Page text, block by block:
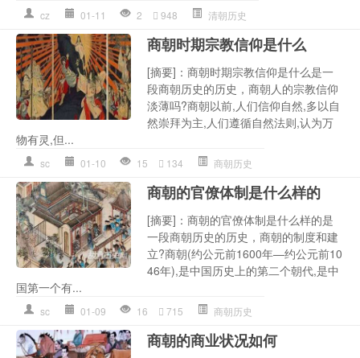
cz 01-11 2 948 清朝历史
商朝时期宗教信仰是什么
[摘要]：商朝时期宗教信仰是什么是一
段商朝历史的历史，商朝人的宗教信仰
淡薄吗?商朝以前,人们信仰自然,多以自
然崇拜为主,人们遵循自然法则,认为万
物有灵,但...
sc 01-10 15 134 商朝历史
商朝的官僚体制是什么样的
[摘要]：商朝的官僚体制是什么样的是
一段商朝历史的历史，商朝的制度和建
立?商朝(约公元前1600年—约公元前10
46年),是中国历史上的第二个朝代,是中
国第一个有...
sc 01-09 16 715 商朝历史
商朝的商业状况如何